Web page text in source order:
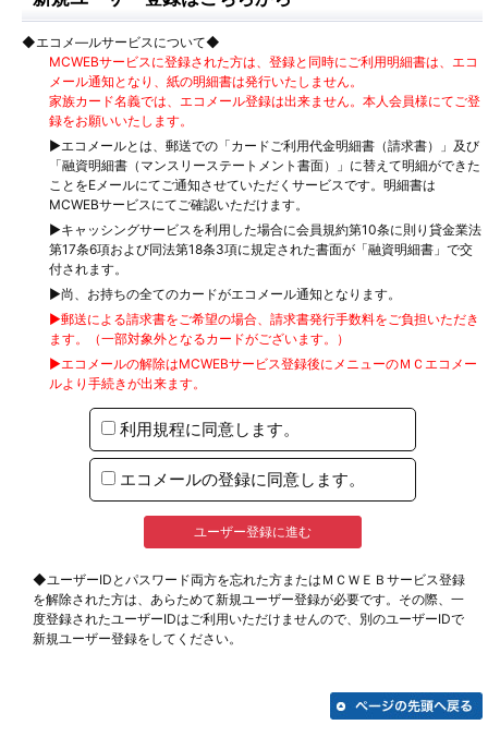
◆エコメ―ルサービスについて◆
MCWEBサービスに登録された方は、登録と同時にご利用明細書は、エコ
メール通知となり、紙の明細書は発行いたしません。
家族カード名義では、エコメール登録は出来ません。本人会員様にてご登
録をお願いいたします。
▶エコメールとは、郵送での「カードご利用代金明細書（請求書）」及び
「融資明細書（マンスリーステートメント書面）」に替えて明細ができた
ことをEメールにてご通知させていただくサービスです。明細書は
MCWEBサービスにてご確認いただけます。
▶キャッシングサービスを利用した場合に会員規約第10条に則り貸金業法
第17条6項および同法第18条3項に規定された書面が「融資明細書」で交
付されます。
▶尚、お持ちの全てのカードがエコメール通知となります。
▶郵送による請求書をご希望の場合、請求書発行手数料をご負担いただき
ます。（一部対象外となるカードがございます。）
▶エコメールの解除はMCWEBサービス登録後にメニューのＭＣエコメー
ルより手続きが出来ます。
利用規程に同意します。
エコメールの登録に同意します。
◆ユーザーIDとパスワード両方を忘れた方またはＭＣＷＥＢサービス登録
を解除された方は、あらためて新規ユーザー登録が必要です。その際、一
度登録されたユーザーIDはご利用いただけませんので、別のユーザーIDで
新規ユーザー登録をしてください。